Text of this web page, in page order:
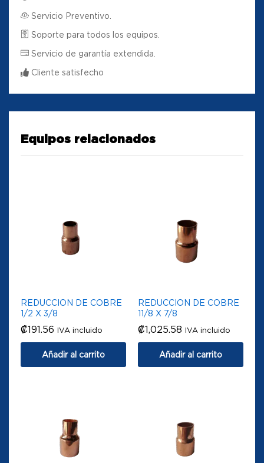
Servicio Preventivo.
Soporte para todos los equipos.
Servicio de garantía extendida.
Cliente satisfecho
Equipos relacionados
REDUCCION DE COBRE
1/2 X 3/8
₡191.56 IVA incluido
Añadir al carrito
REDUCCION DE COBRE
11/8 X 7/8
₡1,025.58 IVA incluido
Añadir al carrito